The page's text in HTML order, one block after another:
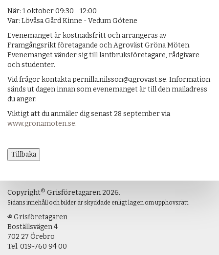
När: 1 oktober 09:30 - 12:00
Var: Lövåsa Gård Kinne - Vedum Götene
Evenemanget är kostnadsfritt och arrangeras av
Framgångsrikt företagande och Agroväst Gröna Möten.
Evenemanget vänder sig till lantbruksföretagare, rådgivare
och studenter.
Vid frågor kontakta pernilla.nilsson@agrovast.se. Information
sänds ut dagen innan som evenemanget är till den mailadress
du anger.
Viktigt att du anmäler dig senast 28 september via
www.gronamoten.se.
Tillbaka
Copyright© Grisföretagaren 2026.
Sidans innehåll och bilder är skyddade enligt lagen om upphovsrätt.
Grisföretagaren
Boställsvägen 4
702 27 Örebro
Tel. 019-760 94 00